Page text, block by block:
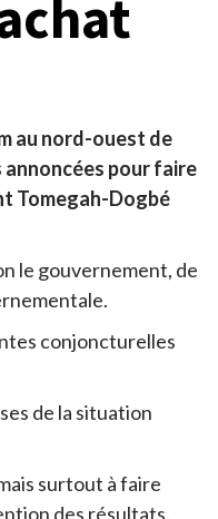
au nord-ouest de
annoncées pour faire
Tomegah-Dogbé
le gouvernement, de
conjoncturelles
de la situation
surtout à faire
des résultats.